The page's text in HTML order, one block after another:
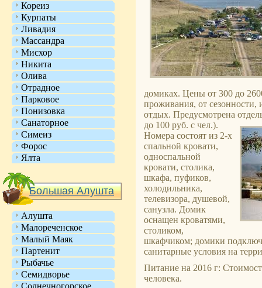
Кореиз
Курпаты
Ливадия
Массандра
Мисхор
Никита
Олива
Отрадное
Парковое
Понизовка
Санаторное
Симеиз
Форос
Ялта
Большая Алушта
Алушта
Малореченское
Малый Маяк
Партенит
Рыбачье
Семидворье
Солнечногорское
домиках. Цены от 300 до
проживания, от сезонности,
отдых. Предусмотрена
до 100 руб. с чел.).
Номера состоят из 2-х
спальной кровати,
односпальной
кровати, столика,
шкафа, пуфиков,
холодильника,
телевизора, душевой,
санузла. Домик
оснащен кроватями,
столиком,
шкафчиком; домики
санитарные условия на
Питание на 2016 г:
человека.